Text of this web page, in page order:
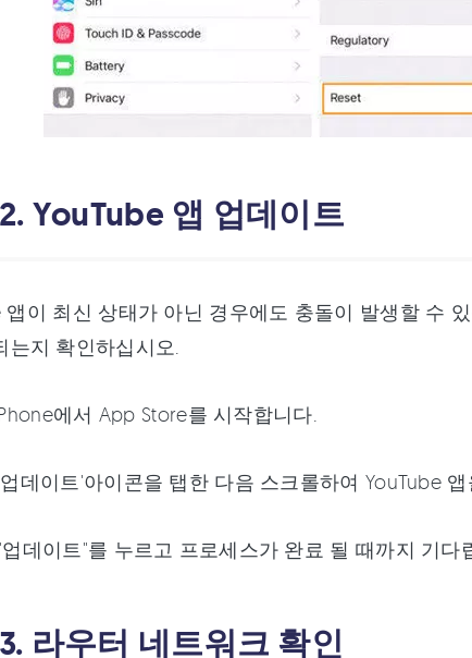
YouTube 앱 업데이트
앱이 최신 상태가 아닌 경우에도 충돌이 발생할 수
는지 확인하십시오.
에서 App Store를 시작합니다.
데이트'아이콘을 탭한 다음 스크롤하여 YouTube 앱
데이트"를 누르고 프로세스가 완료 될 때까지 기다
라우터 네트워크 확인